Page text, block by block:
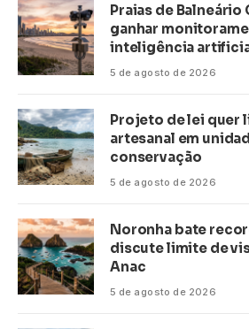
Praias de Balneário
ganhar
inteligência
5 de agosto de 2026
Projeto de lei quer
artesanal em
conservação
5 de agosto de 2026
Noronha bate
discute limite de
Anac
5 de agosto de 2026